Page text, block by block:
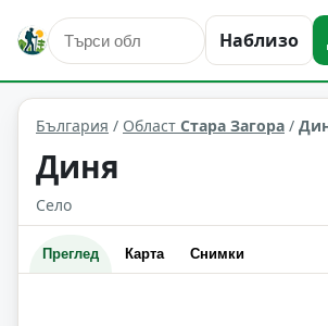
Наблизо
Диня Област: Стара Загора
България / Област Стара Загора /
Диня
Село
Преглед Карта Снимки